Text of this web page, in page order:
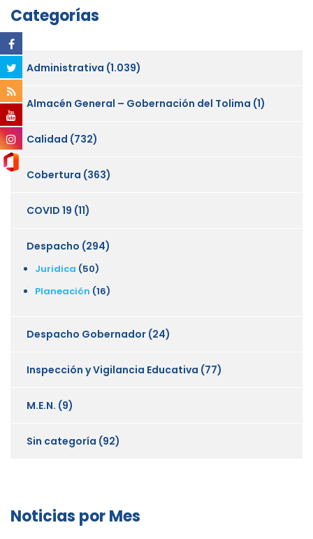
Categorías
Administrativa (1.039)
Almacén General – Gobernación del Tolima (1)
Calidad (732)
Cobertura (363)
COVID 19 (11)
Despacho (294)
Juridica (50)
Planeación (16)
Despacho Gobernador (24)
Inspección y Vigilancia Educativa (77)
M.E.N. (9)
Sin categoría (92)
Noticias por Mes